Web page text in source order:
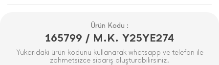
Ürün Kodu :
165799 / M.K. Y25YE274
Yukarıdaki ürün kodunu kullanarak whatsapp ve telefon ile
zahmetsizce sipariş oluşturabilirsiniz.